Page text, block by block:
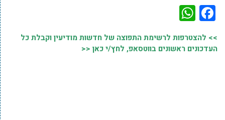
Facebook
>> להצטרפות לרשימת התפוצה של חדשות מודיעין וקבלת כל
העדכונים ראשונים בווטסאפ, לחץ/י כאן <<